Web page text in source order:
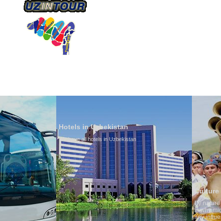
Hotels in Uzbekistan
We have all hotels in Uzbekistan
Culture of Uzbekistan
By nature Uzbeks prefer a
is why migration and
any influence on population